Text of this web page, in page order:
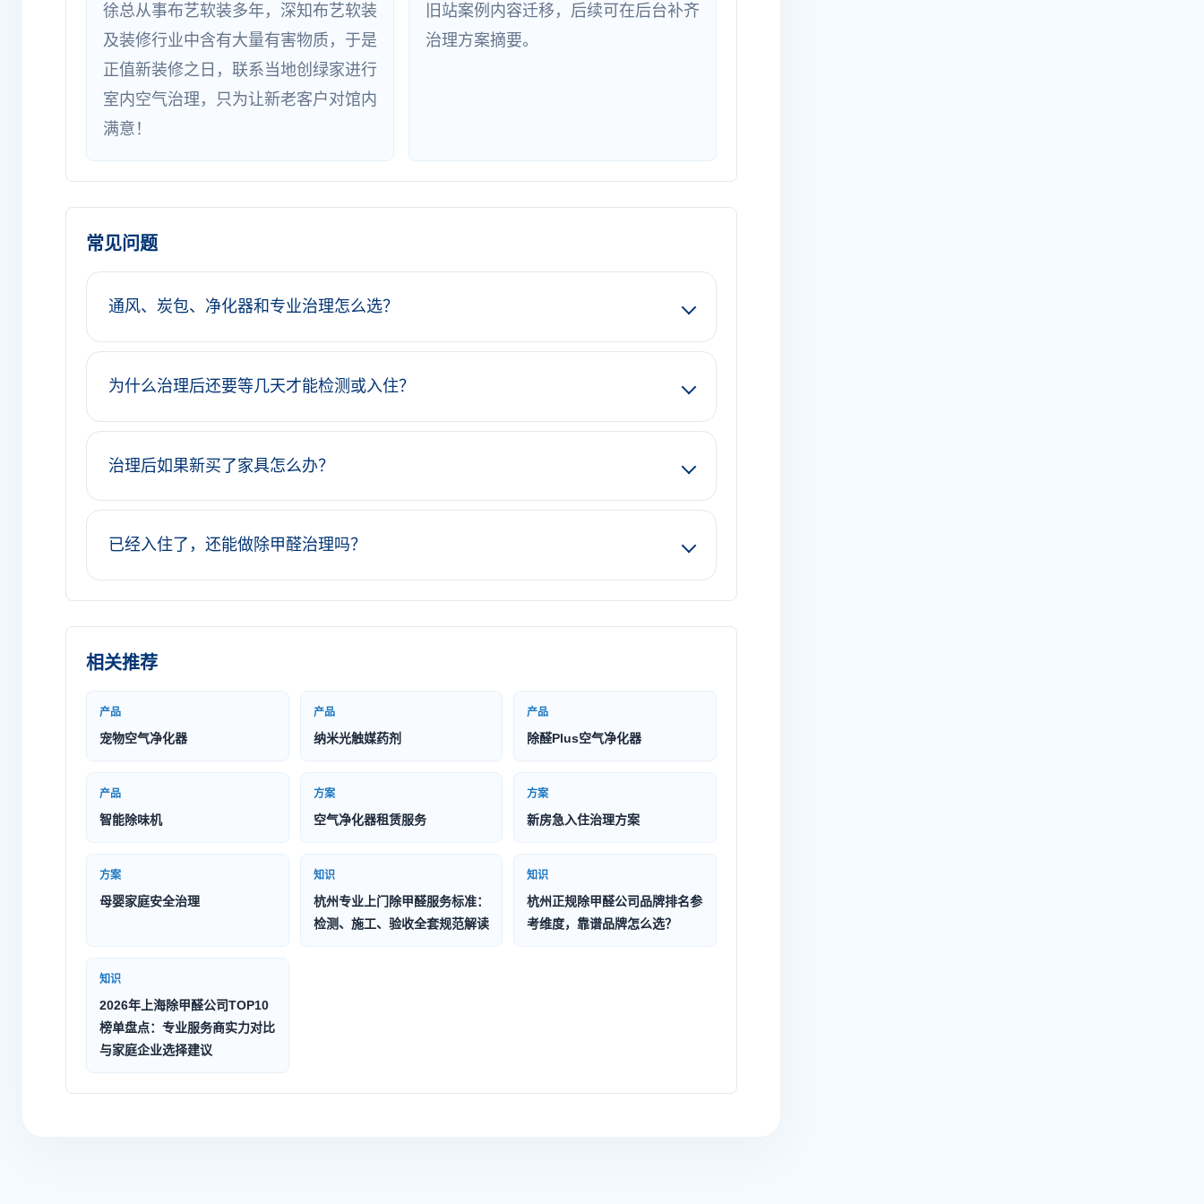
徐总从事布艺软装多年，深知布艺软装
及装修行业中含有大量有害物质，于是
正值新装修之日，联系当地创绿家进行
室内空气治理，只为让新老客户对馆内
满意！
旧站案例内容迁移，后续可在后台补齐
治理方案摘要。
常见问题
通风、炭包、净化器和专业治理怎么选？
为什么治理后还要等几天才能检测或入住？
治理后如果新买了家具怎么办？
已经入住了，还能做除甲醛治理吗？
相关推荐
产品
宠物空气净化器
产品
纳米光触媒药剂
产品
除醛Plus空气净化器
产品
智能除味机
方案
空气净化器租赁服务
方案
新房急入住治理方案
方案
母婴家庭安全治理
知识
杭州专业上门除甲醛服务标准：
检测、施工、验收全套规范解读
知识
杭州正规除甲醛公司品牌排名参
考维度，靠谱品牌怎么选？
知识
2026年上海除甲醛公司TOP10
榜单盘点：专业服务商实力对比
与家庭企业选择建议